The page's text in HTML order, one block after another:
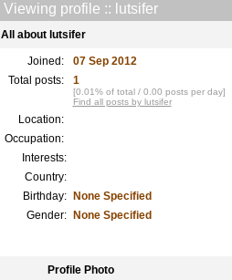
Viewing profile :: lutsifer
All about lutsifer
Joined:
07 Sep 2012
Total posts:
1
[0.01% of total / 0.00 posts per day]
Find all posts by lutsifer
Location:
Occupation:
Interests:
Country:
Birthday:
None Specified
Gender:
None Specified
Profile Photo